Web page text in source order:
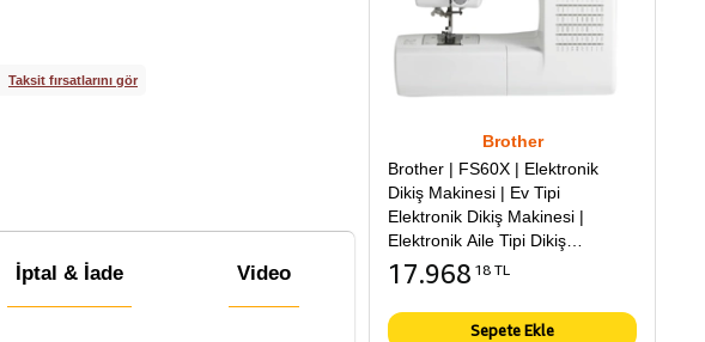
Taksit fırsatlarını gör
İptal & İade Video
Brother
Brother | FS60X | Elektronik
Dikiş Makinesi | Ev Tipi
Elektronik Dikiş Makinesi |
Elektronik Aile Tipi Dikiş
Makinesi
17.968 18 TL
Sepete Ekle